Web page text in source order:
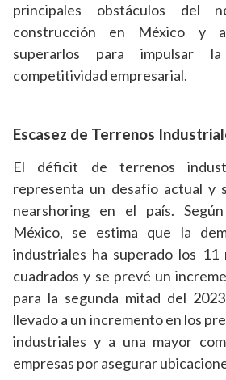
principales obstáculos del
construcción en México y
superarlos para impulsar
competitividad empresarial.
Escasez de Terrenos
El déficit de terrenos
representa un desafío actual y
nearshoring en el país.
México, se estima que la
industriales ha superado los 11
cuadrados y se prevé un
para la segunda mitad del
llevado a un incremento en los
industriales y a una mayor
empresas por asegurar